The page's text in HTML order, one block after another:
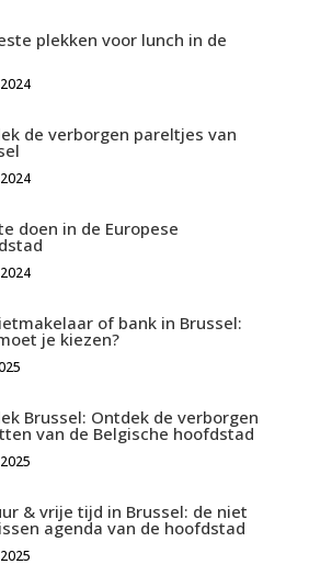
plekken voor lunch in de
de verborgen pareltjes van
doen in de Europese
of bank in Brussel:
je kiezen?
Brussel: Ontdek de verborgen
van de Belgische hoofdstad
& vrije tijd in Brussel: de niet
agenda van de hoofdstad